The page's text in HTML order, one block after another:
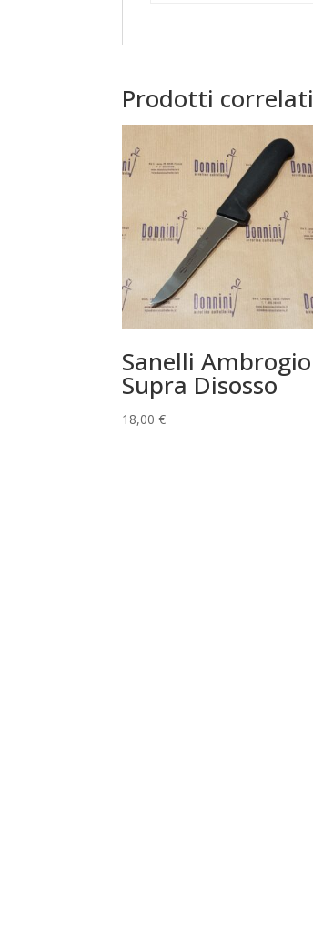
Prodotti correlati
Sanelli Ambrogio
Supra Disosso
18,00€